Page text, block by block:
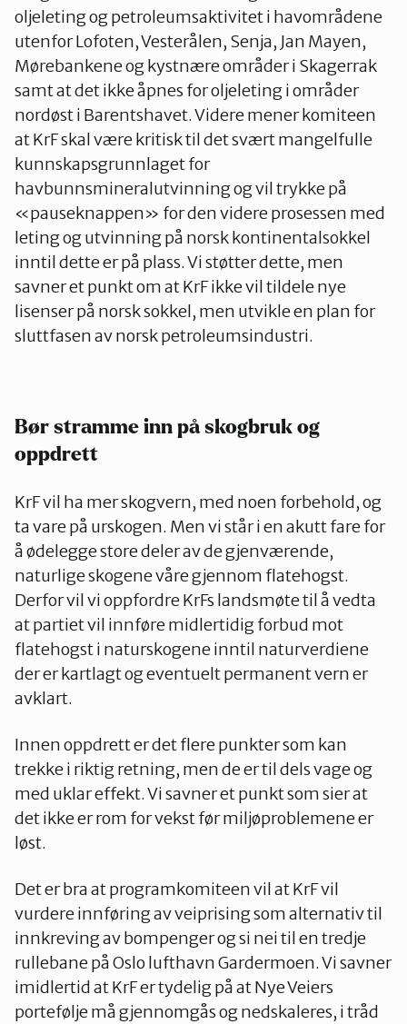
oljeleting og petroleumsaktivitet i havområdene
utenfor Lofoten, Vesterålen, Senja, Jan Mayen,
Mørebankene og kystnære områder i Skagerrak
samt at det ikke åpnes for oljeleting i områder
nordøst i Barentshavet. Videre mener komiteen
at KrF skal være kritisk til det svært mangelfulle
kunnskapsgrunnlaget for
havbunnsmineralutvinning og vil trykke på
«pauseknappen» for den videre prosessen med
leting og utvinning på norsk kontinentalsokkel
inntil dette er på plass. Vi støtter dette, men
savner et punkt om at KrF ikke vil tildele nye
lisenser på norsk sokkel, men utvikle en plan for
sluttfasen av norsk petroleumsindustri.
Bør stramme inn på skogbruk og
oppdrett
KrF vil ha mer skogvern, med noen forbehold, og
ta vare på urskogen. Men vi står i en akutt fare for
å ødelegge store deler av de gjenværende,
naturlige skogene våre gjennom flatehogst.
Derfor vil vi oppfordre KrFs landsmøte til å vedta
at partiet vil innføre midlertidig forbud mot
flatehogst i naturskogene inntil naturverdiene
der er kartlagt og eventuelt permanent vern er
avklart.
Innen oppdrett er det flere punkter som kan
trekke i riktig retning, men de er til dels vage og
med uklar effekt. Vi savner et punkt som sier at
det ikke er rom for vekst før miljøproblemene er
løst.
Det er bra at programkomiteen vil at KrF vil
vurdere innføring av veiprising som alternativ til
innkreving av bompenger og si nei til en tredje
rullebane på Oslo lufthavn Gardermoen. Vi savner
imidlertid at KrF er tydelig på at Nye Veiers
portefølje må gjennomgås og nedskaleres, i tråd